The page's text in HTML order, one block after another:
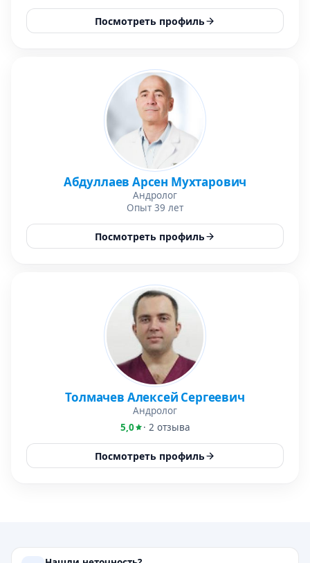
Посмотреть профиль
Абдуллаев Арсен Мухтарович
Андролог
Опыт 39 лет
Посмотреть профиль
Толмачев Алексей Сергеевич
Андролог
5,0
· 2 отзыва
Посмотреть профиль